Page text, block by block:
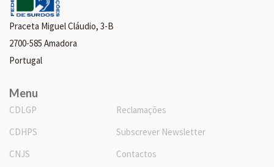
Praceta Miguel Cláudio, 3-B
2700-585 Amadora
Portugal
Menu
CDLGP
CDHPS
CNJS
Reclamações
Subscrever Newsletter
Contactos